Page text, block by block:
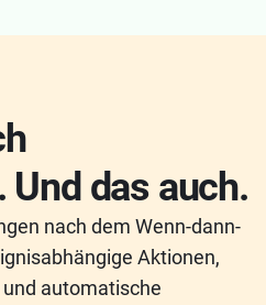
das auch.
nach dem Wenn-dann-
Aktionen,
automatische